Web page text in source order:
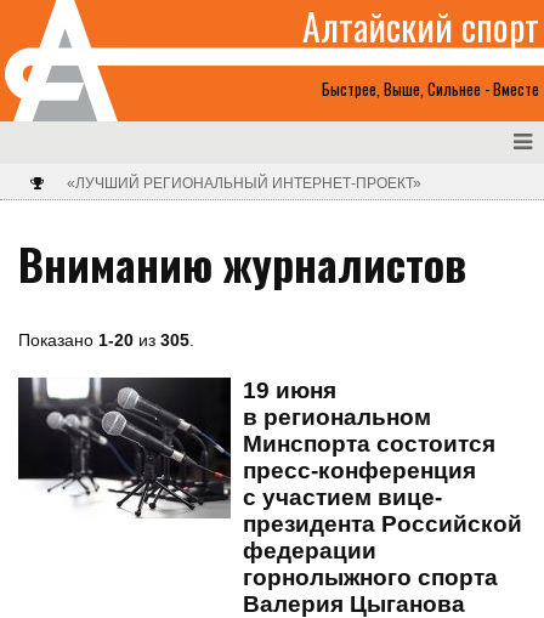
Быстрее, Выше, Сильнее - Вместе
Алтайский спорт
«ЛУЧШИЙ РЕГИОНАЛЬНЫЙ ИНТЕРНЕТ-ПРОЕКТ»
Вниманию журналистов
Показано 1-20 из 305
19 июня
в региональном
Минспорта состоится
пресс-конференция
с участием вице-
президента Российской
федерации
горнолыжного спорта
Валерия Цыганова